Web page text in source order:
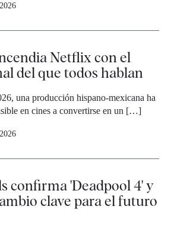
Netflix con el
del que todos hablan
una producción hispano-mexicana ha
en cines a convertirse en un […]
confirma 'Deadpool 4' y
clave para el futuro